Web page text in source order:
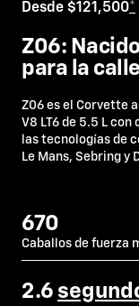
Desde $121,500*
Z06:
para la calle
Z06 es el Corvette
V8 LT6 de 5.5 L
las tecnologías de
Le Mans, Sebring y
670
Caballos de fuerza
2.6